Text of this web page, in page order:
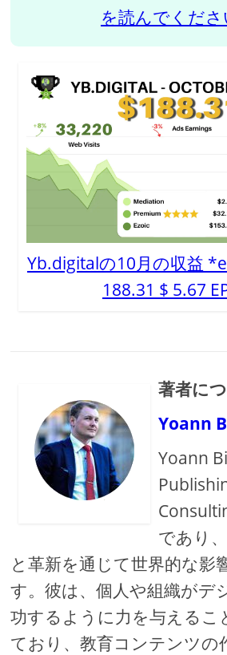
を読んでくださ
Yb.digitalの10月の収益
188.31 $ 5.67
著者に
Yoann
Yoann
であり
と革新を通じて世界的な影
す。彼は、個人や組織がデ
功するように力を与えるこ
ており、教育コンテンツの